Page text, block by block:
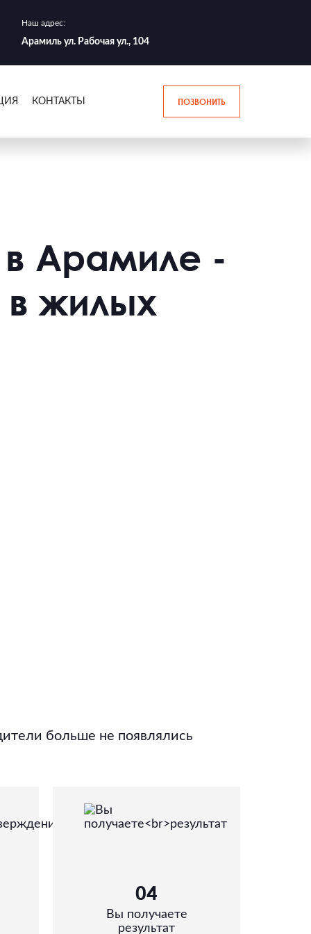
Наш адрес:
Арамиль ул. Рабочая ул., 104
КОНТАКТЫ ПОЗВОНИТЬ
в Арамиле -
в жилых
больше не появлялись
04
Вы получаете
результат